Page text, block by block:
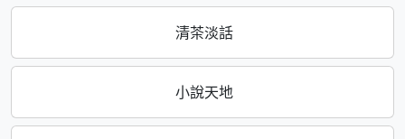
清茶淡話
小說天地